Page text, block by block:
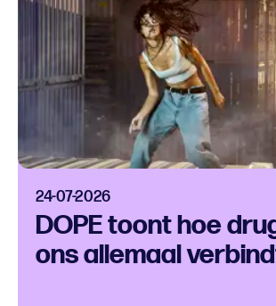
24-07-2026
DOPE toont hoe
ons allemaal